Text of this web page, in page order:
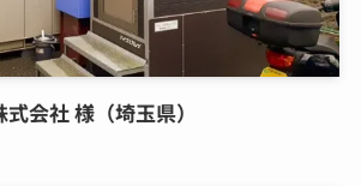
会社 様（埼玉県）